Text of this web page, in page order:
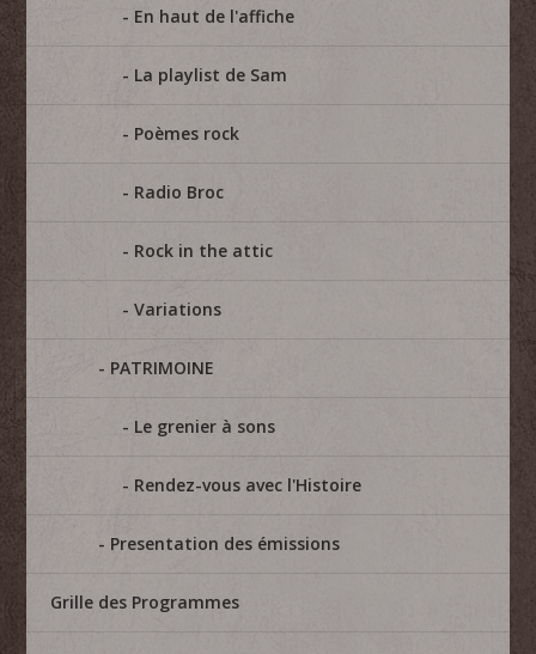
En haut de l'affiche
La playlist de Sam
Poèmes rock
Radio Broc
Rock in the attic
Variations
PATRIMOINE
Le grenier à sons
Rendez-vous avec l'Histoire
Presentation des émissions
Grille des Programmes